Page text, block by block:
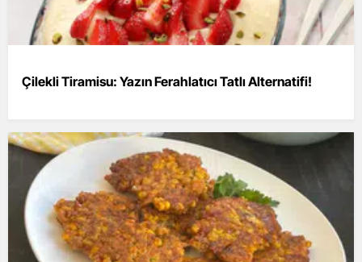
Çilekli Tiramisu: Yazın Ferahlatıcı Tatlı Alternatifi!